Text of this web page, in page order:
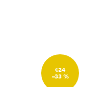
€24
–33 %